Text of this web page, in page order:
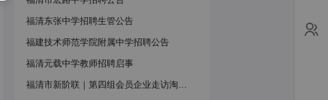
福清东张中学招聘生管公告
福建技术师范学院附属中学招聘公告
福清元载中学教师招聘启事
福清市新阶联｜第四组会员企业走访淘才人力公司